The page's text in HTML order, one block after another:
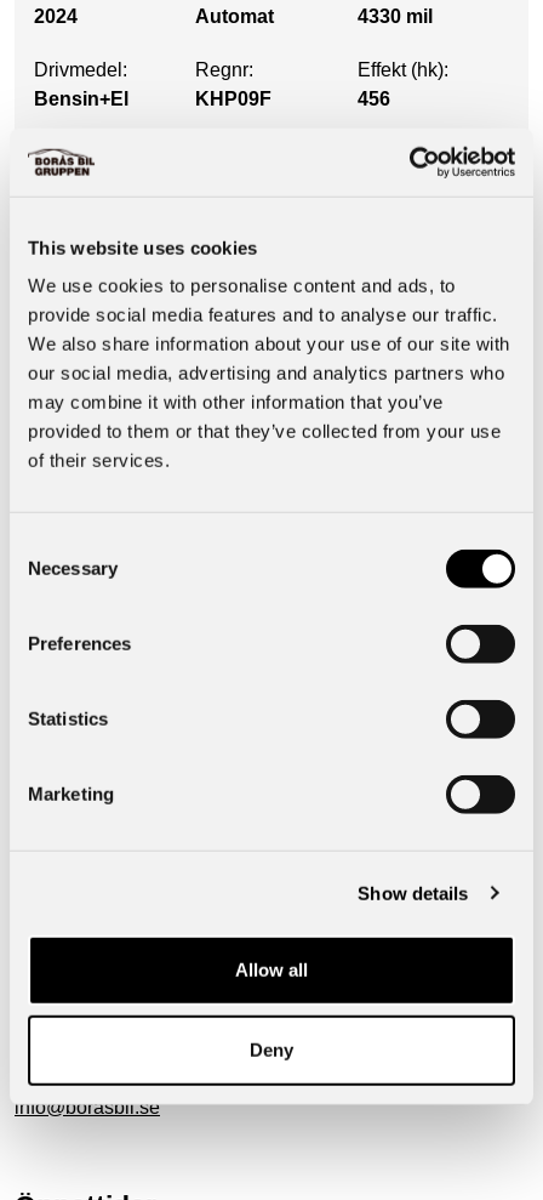
This website uses cookies
We use cookies to personalise content and ads, to
provide social media features and to analyse our traffic.
We also share information about your use of our site with
our social media, advertising and analytics partners who
may combine it with other information that you’ve
provided to them or that they’ve collected from your use
of their services.
Selection
Necessary
Preferences
Statistics
Marketing
Show details
Allow all
Deny
2024
Automat
4330 mil
Drivmedel:
Bensin+El
Regnr:
KHP09F
Effekt (hk):
456
Säkerhet & Trygghet
Basuppgifter
50750 Borås
info@borasbil.se